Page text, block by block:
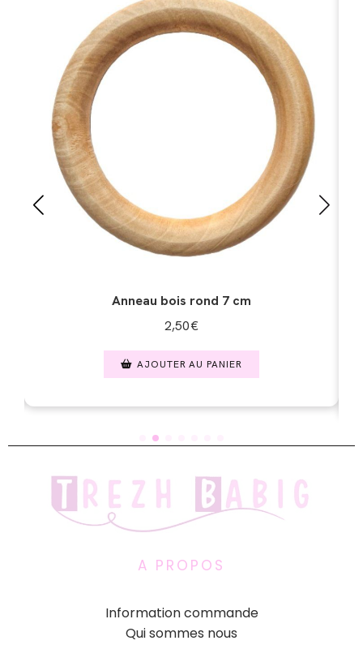
Anneau bois rond 7 cm
2,50€
AJOUTER AU PANIER
A PROPOS
Information commande
Qui sommes nous